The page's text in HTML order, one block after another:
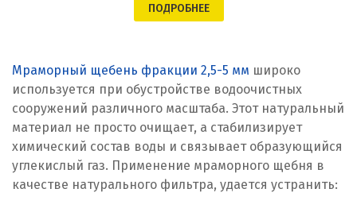
ПОДРОБНЕЕ
Мраморный щебень фракции 2,5-5 мм широко
используется при обустройстве водоочистных
сооружений различного масштаба. Этот натуральный
материал не просто очищает, а стабилизирует
химический состав воды и связывает образующийся
углекислый газ. Применение мраморного щебня в
качестве натурального фильтра, удается устранить: